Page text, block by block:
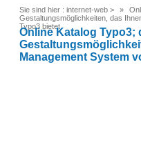
Sie sind hier : internet-web >
Gestaltungsmöglichkeiten, das
Typo3 bietet.
Online Katalog Typo3;
Management System